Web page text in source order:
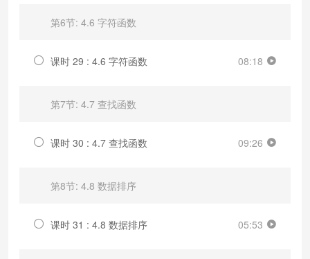
第6节: 4.6 字符函数
课时 29 : 4.6 字符函数 08:18
第7节: 4.7 查找函数
课时 30 : 4.7 查找函数 09:26
第8节: 4.8 数据排序
课时 31 : 4.8 数据排序 05:53